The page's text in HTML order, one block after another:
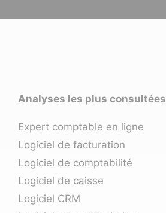
Analyses les plus consultées
Expert comptable en ligne
Logiciel de facturation
Logiciel de comptabilité
Logiciel de caisse
Logiciel CRM